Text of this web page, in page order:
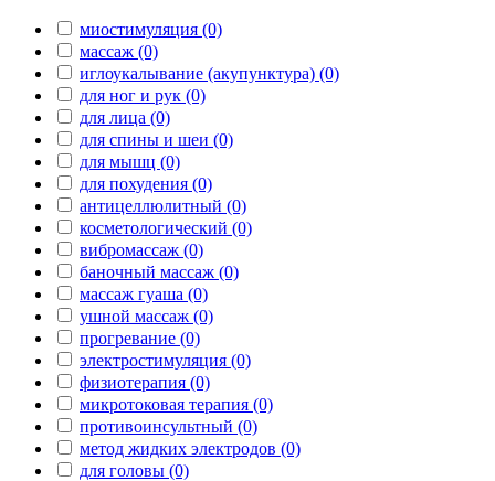
миостимуляция (0)
массаж (0)
иглоукалывание (акупунктура) (0)
для ног и рук (0)
для лица (0)
для спины и шеи (0)
для мышц (0)
для похудения (0)
антицеллюлитный (0)
косметологический (0)
вибромассаж (0)
баночный массаж (0)
массаж гуаша (0)
ушной массаж (0)
прогревание (0)
электростимуляция (0)
физиотерапия (0)
микротоковая терапия (0)
противоинсультный (0)
метод жидких электродов (0)
для головы (0)